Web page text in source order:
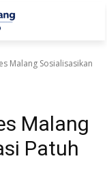
Malang Sosialisasikan
Malang
Patuh